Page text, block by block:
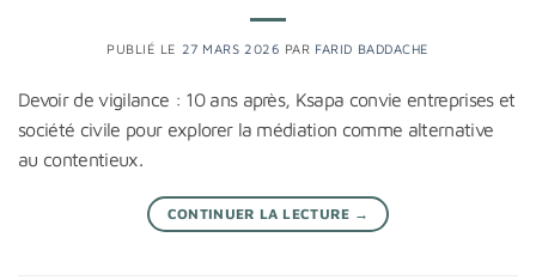
PUBLIÉ LE 27 MARS 2026 PAR FARID BADDACHE
Devoir de vigilance : 10 ans après, Ksapa convie entreprises et
société civile pour explorer la médiation comme alternative
au contentieux.
CONTINUER LA LECTURE →